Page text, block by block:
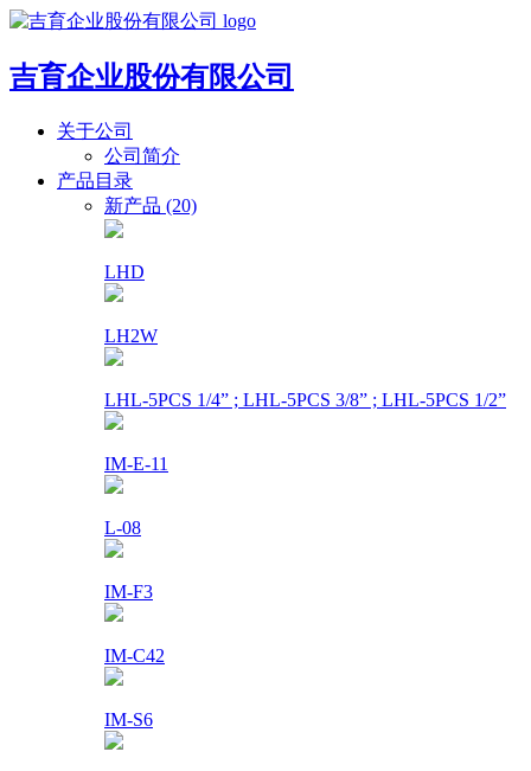
吉育企业股份有限公司
关于公司
公司简介
产品目录
新产品 (20)
LHD
LH2W
LHL-5PCS 1/4” ; LHL-5PCS 3/8” ; LHL-5PCS 1/2”
IM-E-11
L-08
IM-F3
IM-C42
IM-S6